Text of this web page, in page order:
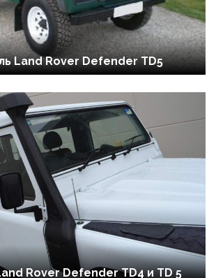
Land Rover Defender TD5
Rover Defender TD4 и TD 5